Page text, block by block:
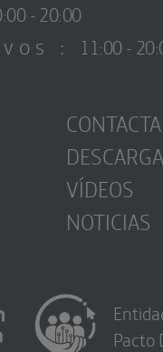
- 20:00
: 11:00 -
CONTACTA
VÍDEOS
NOTICIAS
Pacto